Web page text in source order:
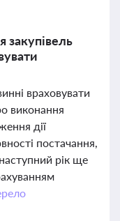
закупівель
враховувати
виконання
дії
постачання,
рік ще